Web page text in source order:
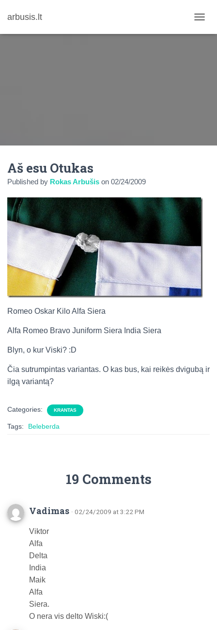
arbusis.lt
O
I
Aš esu Otukas
Published by Rokas Arbušis on 02/24/2009
Romeo Oskar Kilo Alfa Siera
Alfa Romeo Bravo Juniform Siera India Siera
Blyn, o kur Viski? :D
Čia sutrumpintas variantas. O kas bus, kai reikės dvigubą ir
ilgą variantą?
Categories: KRANTAS
Tags: Beleberda
19 Comments
Vadimas · 02/24/2009 at 3:22 PM
Viktor
Alfa
Delta
India
Maik
Alfa
Siera.
O nera vis delto Wiski:(